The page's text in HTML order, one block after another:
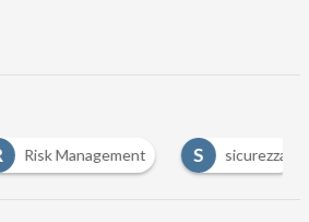
Risk Management S sicurezza